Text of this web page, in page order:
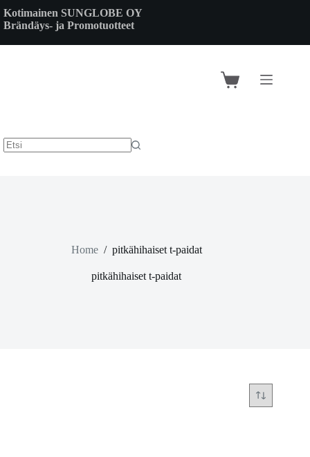
to
content
Kotimainen SUNGLOBE OY
Brändäys- ja Promotuotteet
Shopping
Home / pitkähihaiset t-paidat
pitkähihaiset t-paidat